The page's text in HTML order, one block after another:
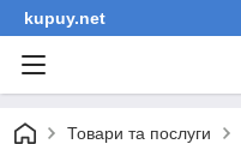
kupuy.net
Товари та послуги